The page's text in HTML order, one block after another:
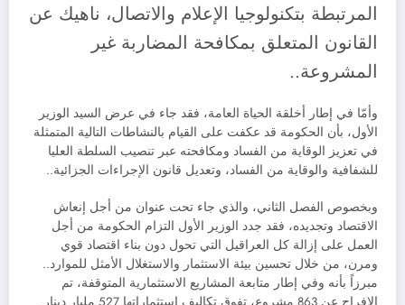
المرتبطة بتكنولوجيا الإعلام والاتصال، ناهيك عن
القانون المتعلق بمكافحة المضاربة غير
المشروعة..
وأمّا في إطار أخلقة الحياة العامة، فقد جاء في عرض السيد الوزير
الأول، بأن الحكومة قد عكفت على القيام بالنشاطات التالية المتمثلة
في تعزيز الوقاية من الفساد ومكافحته عبر تنصيب السلطة العليا
للشفافية والوقاية من الفساد، وتعديل قانون الإجراءات الجزائية..
وبخصوص الفصل الثاني، والذي جاء تحت عنوان من أجل إنعاش
الاقتصاد وتجديده، فقد جدد الوزير الأول التزام الحكومة من أجل
العمل على إزالة كل العراقيل التي تحول دون بناء اقتصاد قوي
ومرن، من خلال تحسين بيئة الاستثمار والاستغلال الأمثل للموارد..
مبرزاً بأنه وفي إطار متابعة المشاريع الاستثمارية المتوقفة، تم
الإفراج عن 863 مشروع، تفوق تكاليف استثماراتها 527 مليار دينار